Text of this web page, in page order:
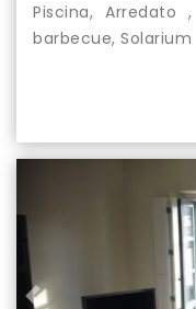
Piscina, Arredato
barbecue, Solarium